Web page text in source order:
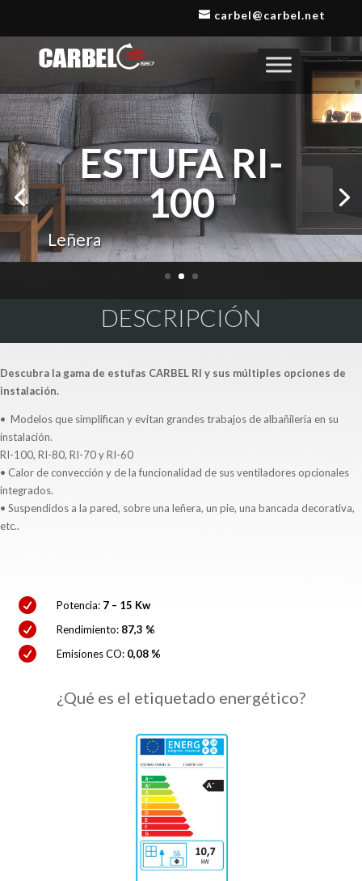
carbel@carbel.net
ESTUFA RI-
100
Leñera
Reproductor
DESCRIPCIÓN
Descubra la gama de estufas CARBEL RI y sus múltiples opciones de
instalación.
• Modelos que simplifican y evitan grandes trabajos de albañilería en su
instalación.
RI-100, RI-80, RI-70 y RI-60
• Calor de convección y de la funcionalidad de sus ventiladores opcionales
integrados.
• Suspendidos a la pared, sobre una leñera, un pie, una bancada decorativa,
etc..
 Potencia: 7 – 15 Kw
 Rendimiento: 87,3 %
 Emisiones CO: 0,08 %
¿Qué es el etiquetado energético?